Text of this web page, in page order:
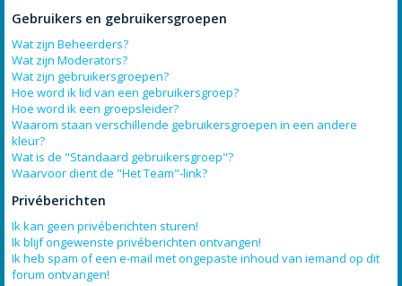
Gebruikers en gebruikersgroepen
Wat zijn Beheerders?
Wat zijn Moderators?
Wat zijn gebruikersgroepen?
Hoe word ik lid van een gebruikersgroep?
Hoe word ik een groepsleider?
Waarom staan verschillende gebruikersgroepen in een andere
kleur?
Wat is de "Standaard gebruikersgroep"?
Waarvoor dient de "Het Team"-link?
Privéberichten
Ik kan geen privéberichten sturen!
Ik blijf ongewenste privéberichten ontvangen!
Ik heb spam of een e-mail met ongepaste inhoud van iemand op dit
forum ontvangen!